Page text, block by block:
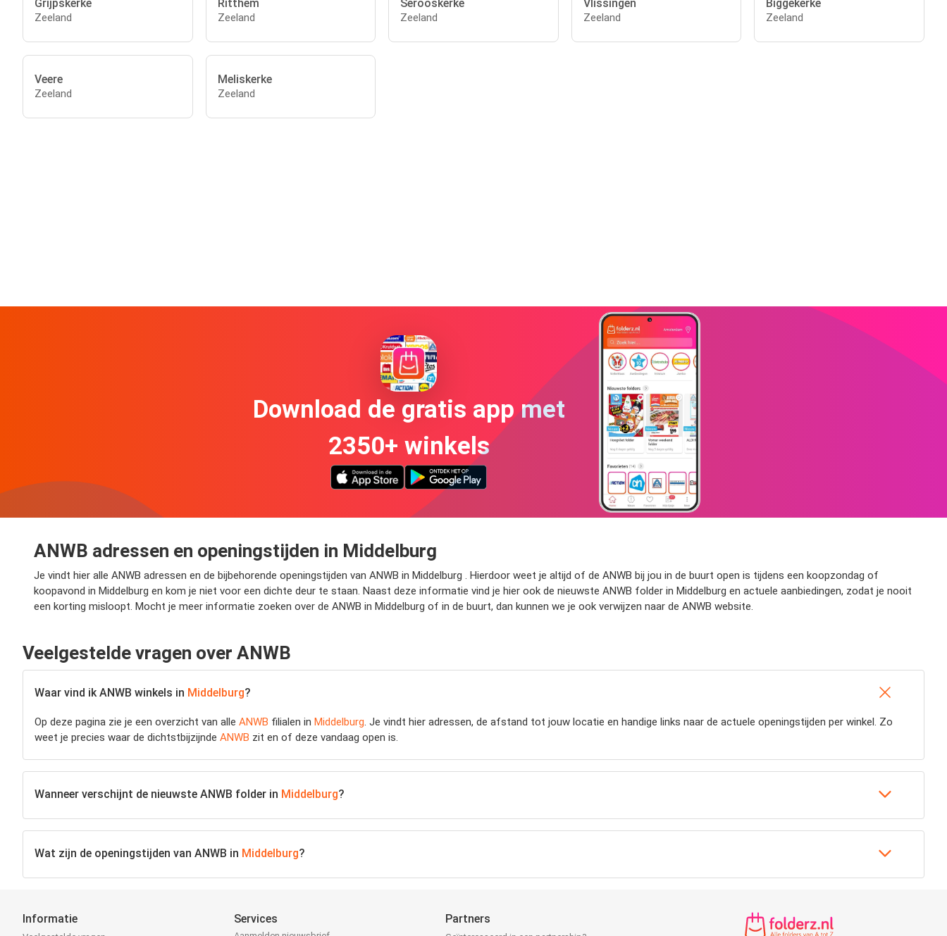
Grijpskerke
Zeeland
Ritthem
Zeeland
Serooskerke
Zeeland
Vlissingen
Zeeland
Biggekerke
Zeeland
Veere
Zeeland
Meliskerke
Zeeland
Download de gratis app met
2350+ winkels
ANWB adressen en openingstijden in Middelburg
Je vindt hier alle ANWB adressen en de bijbehorende openingstijden van ANWB in Middelburg . Hierdoor weet je altijd of de ANWB bij jou in de buurt open is tijdens een koopzondag of
koopavond in Middelburg en kom je niet voor een dichte deur te staan. Naast deze informatie vind je hier ook de nieuwste ANWB folder in Middelburg en actuele aanbiedingen, zodat je nooit
een korting misloopt. Mocht je meer informatie zoeken over de ANWB in Middelburg of in de buurt, dan kunnen we je ook verwijzen naar de ANWB website.
Veelgestelde vragen over ANWB
Waar vind ik ANWB winkels in Middelburg?
Op deze pagina zie je een overzicht van alle ANWB filialen in Middelburg. Je vindt hier adressen, de afstand tot jouw locatie en handige links naar de actuele openingstijden per winkel. Zo
weet je precies waar de dichtstbijzijnde ANWB zit en of deze vandaag open is.
Wanneer verschijnt de nieuwste ANWB folder in Middelburg?
Wat zijn de openingstijden van ANWB in Middelburg?
Informatie Services Partners